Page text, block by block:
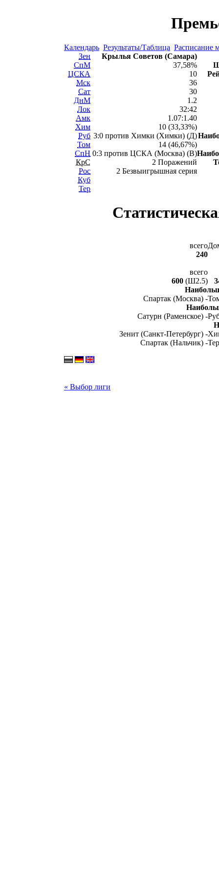
Календарь Результаты/Таблица Расписание
Зен
СпМ
ЦСКА
Мск
Сат
ДнМ
Лок
Амк
Хим
Руб
Том
СпН
КрС
Рос
Куб
Тер
Крылья Советов (Самара)
37,58%
10
36
30
1.2
32:42
1.07:1.40
10 (33,33%)
3:0 против Химки (Химки) (Д)
14 (46,67%)
0:3 против ЦСКА (Москва) (В)
2 Поражений
2 Безвыигрышная серия
всего
240
всего
600(Ш2.5)
Спартак (Москва) -
Сатурн (Раменское) -
Зенит (Санкт-Петербург) -
Спартак (Нальчик) -
« Выбор лиги